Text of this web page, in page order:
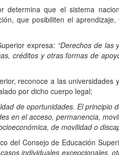
determina que el sistema
que posibiliten el
expresa: “Derechos de las
créditos y otras formas de
reconoce a las
por dicho cuerpo legal;
de oportunidades. El principio
en el acceso, permanencia,
de movilidad o
del Consejo de Educación
individuales excepcionales,